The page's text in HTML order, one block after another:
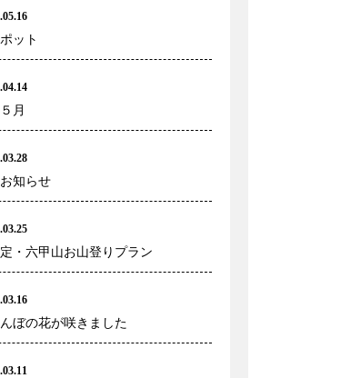
ット
月
知らせ
・六甲山お山登りプラン
ぼの花が咲きました